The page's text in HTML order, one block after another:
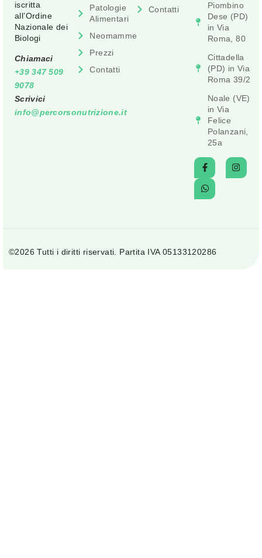
iscritta
all’Ordine
Nazionale dei
Biologi
Chiamaci
+39 347 509
9078
Scrivici
info@percorsonutrizione.it
Patologie
Alimentari
Neomamme
Prezzi
Contatti
Contatti
Piombino
Dese (PD)
in Via
Roma, 80
Cittadella
(PD) in Via
Roma 39/2
Noale (VE)
in Via
Felice
Polanzani,
25a
©2026 Tutti i diritti riservati. Partita IVA 05133120286